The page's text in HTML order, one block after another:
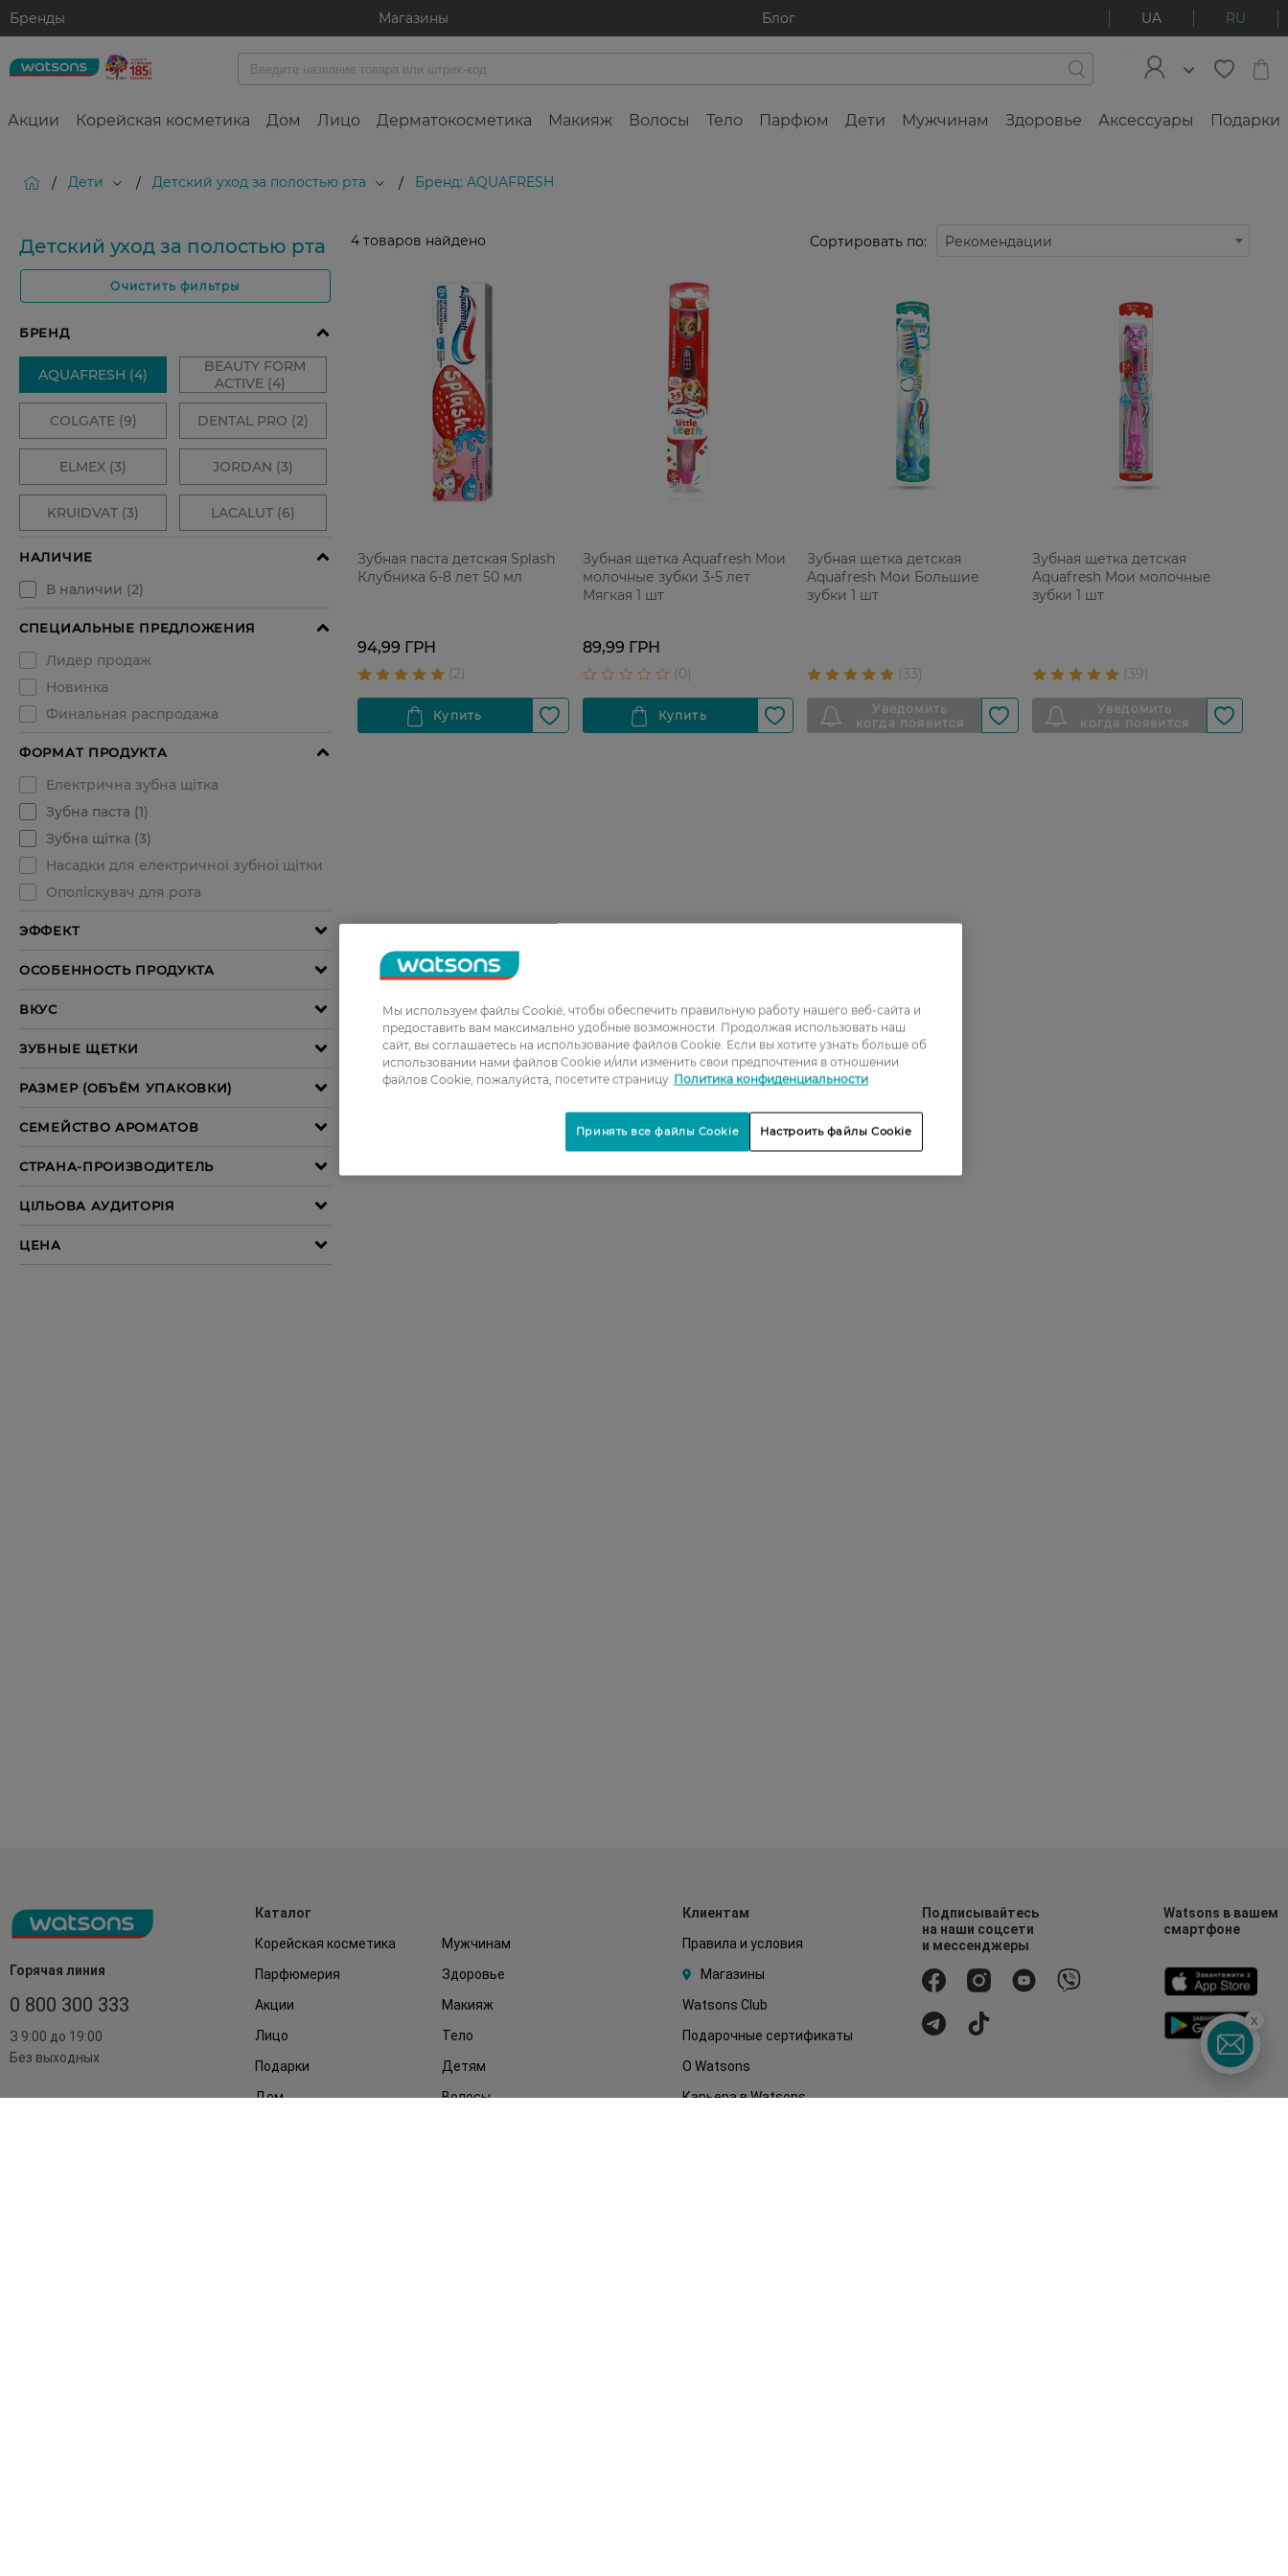
Бренды Магазины Блог UA RU
Акции Корейская косметика Дом Лицо Дерматокосметика Макияж Волосы Тело Парфюм Дети Мужчинам Здоровье Аксессуары Подарки
/ Дети / Детский уход за полостью рта / Бренд: AQUAFRESH
Детский уход за полостью рта
Очистить фильтры
4 товаров найдено Сортировать по: Рекомендации
Зубная паста детская Splash
Клубника 6-8 лет 50 мл
94,99 ГРН
Зубная щетка Aquafresh Мои
молочные зубки 3-5 лет
Мягкая 1 шт
89,99 ГРН
Зубная щетка детская
Aquafresh Мои Большие
зубки 1 шт
Зубная щетка детская
Aquafresh Мои молочные
зубки 1 шт
Горячая линия
0 800 300 333
З 9:00 до 19:00
Без выходных
Каталог
Корейская косметика
Мужчинам
Парфюмерия
Здоровье
Акции
Макияж
Лицо
Тело
Подарки
Детям
Дом
Волосы
Клиентам
Правила и условия
Магазины
Watsons Club
Подарочные сертификаты
О Watsons
Карьера в Watsons
Подписывайтесь
на наши соцсети
и мессенджеры
Watsons в вашем
смартфоне
x
Мы используем файлы Cookie, чтобы обеспечить правильную работу нашего веб-сайта и
предоставить вам максимально удобные возможности. Продолжая использовать наш
сайт, вы соглашаетесь на использование файлов Cookie. Если вы хотите узнать больше об
использовании нами файлов Cookie и/или изменить свои предпочтения в отношении
файлов Cookie, пожалуйста, посетите страницу Политика конфиденциальности
Настроить файлы Cookie
Принять все файлы Cookie